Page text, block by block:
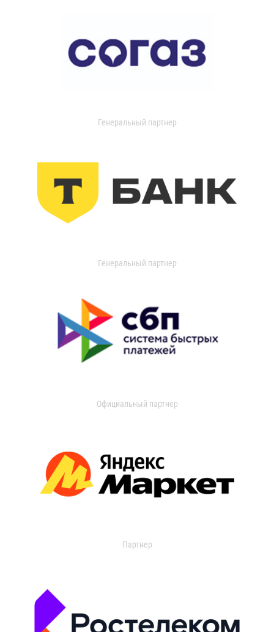
Генеральный партнер
Генеральный партнер
Официальный партнер
Партнер